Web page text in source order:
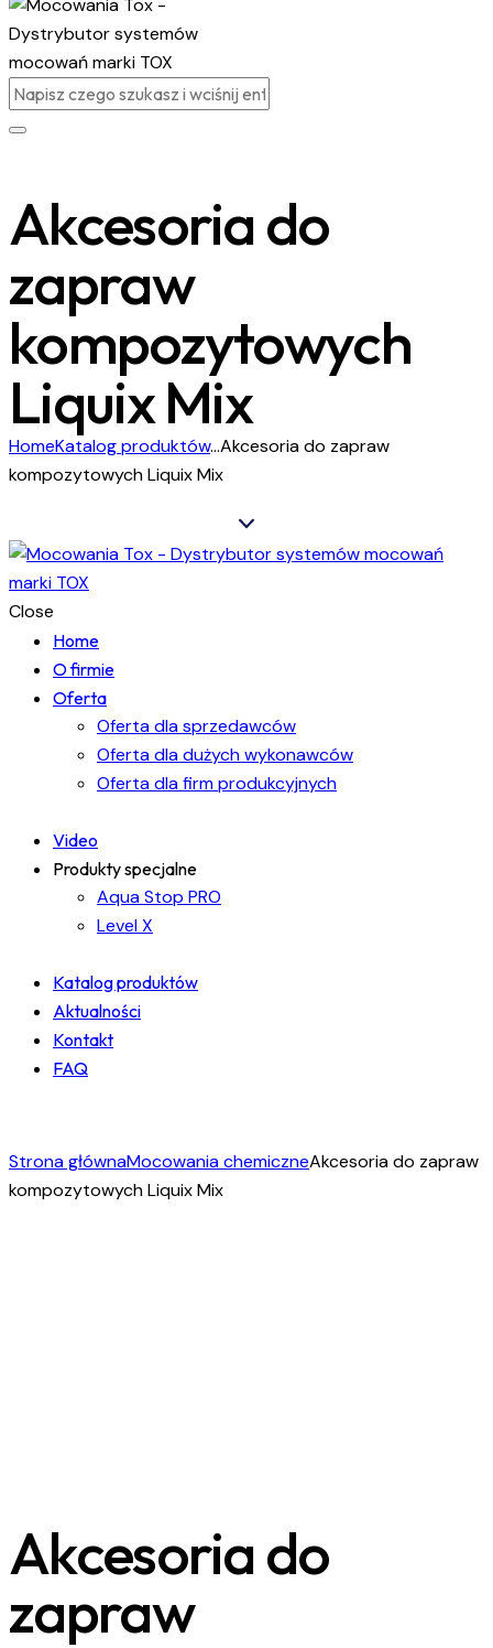
Akcesoria do
zapraw
kompozytowych
Liquix Mix
HomeKatalog produktów...Akcesoria do zapraw
kompozytowych Liquix Mix
Close
Home
O firmie
Oferta
Oferta dla sprzedawców
Oferta dla dużych wykonawców
Oferta dla firm produkcyjnych
Video
Produkty specjalne
Aqua Stop PRO
Level X
Katalog produktów
Aktualności
Kontakt
FAQ
1
Strona głównaMocowania chemiczneAkcesoria do zapraw
kompozytowych Liquix Mix
Akcesoria do
zapraw